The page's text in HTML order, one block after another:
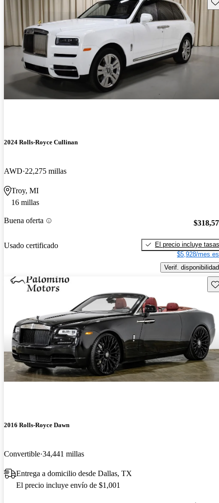
2024 Rolls-Royce Cullinan
AWD 22,275 millas
Troy, MI
16 millas
Buena oferta
Usado certificado
El precio incluye tasas
$5,928/mes
Verif. disponibilidad
2016 Rolls-Royce Dawn
Convertible 34,441 millas
Entrega a domicilio desde Dallas, TX
El precio incluye envío de $1,001